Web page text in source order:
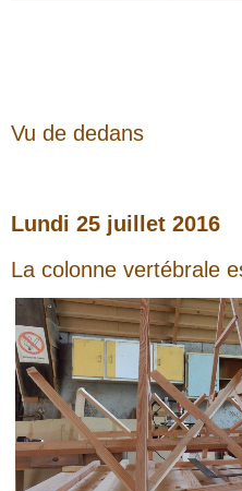
Vu de dedans
Lundi 25 juillet 2016
La colonne vertébrale